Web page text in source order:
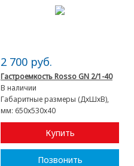
2 700 руб.
Гастроемкость Rosso GN 2/1-40
В наличии
Габаритные размеры (ДхШхВ),
мм: 650х530х40
Купить
Позвонить